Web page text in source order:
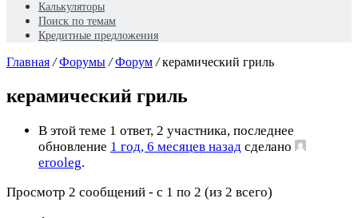
Калькуляторы
Поиск по темам
Кредитные предложения
Главная / Форумы / Форум / керамический гриль
керамический гриль
В этой теме 1 ответ, 2 участника, последнее
обновление 1 год, 6 месяцев назад сделано
erooleg.
Просмотр 2 сообщений - с 1 по 2 (из 2 всего)